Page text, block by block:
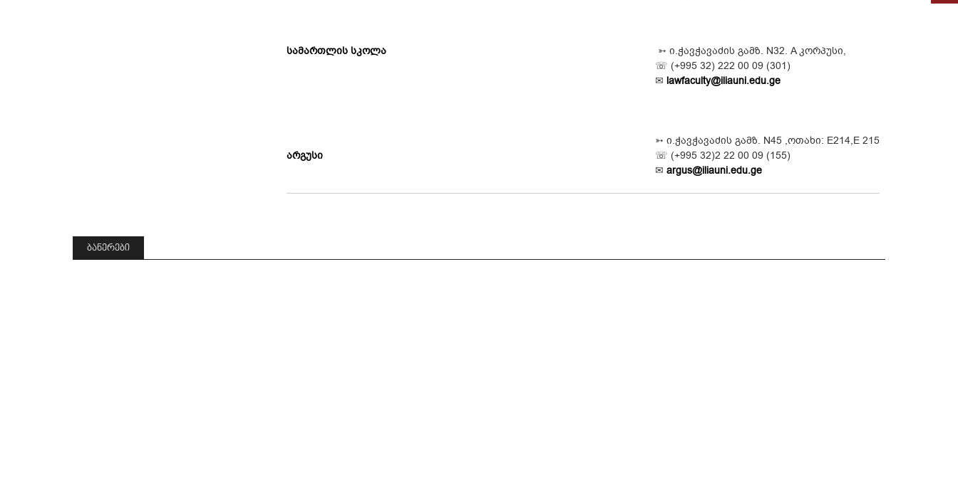
სამართლის სკოლა
➳ ი.ჭავჭავაძის გამზ. N32. A კორპუსი,
☏ (+995 32) 222 00 09 (301)
✉ lawfaculty@iliauni.edu.ge
არგუსი
➳ ი.ჭავჭავაძის გამზ. N45 ,ოთახი: E214,E 215
☏ (+995 32)2 22 00 09 (155)
✉ argus@iliauni.edu.ge
ᲑᲐᲜᲔᲠᲔᲑᲘ